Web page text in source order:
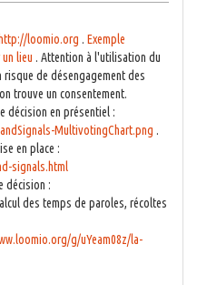
http://loomio.org . Exemple
lieu . Attention à l'utilisation du
de désengagement des
trouve un consentement.
décision en présentiel :
MultivotingChart.png .
en place :
signals.html
décision :
des temps de paroles, récoltes
g/uYeam08z/la-